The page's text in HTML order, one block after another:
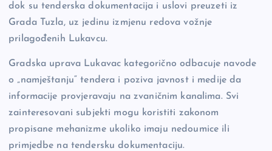
dok su tenderska dokumentacija i uslovi preuzeti iz
Grada Tuzla, uz jedinu izmjenu redova vožnje
prilagođenih Lukavcu.
Gradska uprava Lukavac kategorično odbacuje navode
o „namještanju“ tendera i poziva javnost i medije da
informacije provjeravaju na zvaničnim kanalima. Svi
zainteresovani subjekti mogu koristiti zakonom
propisane mehanizme ukoliko imaju nedoumice ili
primjedbe na tendersku dokumentaciju.